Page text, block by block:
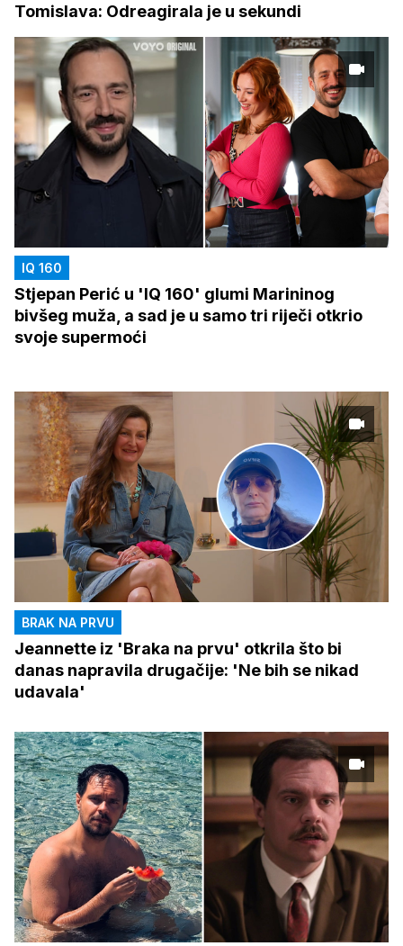
Tomislava: Odreagirala je u sekundi
IQ 160
Stjepan Perić u 'IQ 160' glumi Marininog
bivšeg muža, a sad je u samo tri riječi otkrio
svoje supermoći
BRAK NA PRVU
Jeannette iz 'Braka na prvu' otkrila što bi
danas napravila drugačije: 'Ne bih se nikad
udavala'